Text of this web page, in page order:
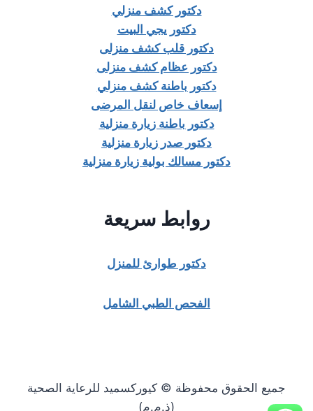
دكتور كشف منزلي
دكتور يجي البيت
دكتور قلب كشف منزلى
دكتور عظام كشف منزلى
دكتور باطنة كشف منزلي
إسعاف خاص لنقل المرضى
دكتور باطنة زيارة منزلية
دكتور صدر زيارة منزلية
دكتور مسالك بولية زيارة منزلية
روابط سريعة
دكتور طوارئ للمنزل
الفحص الطبي الشامل
جميع الحقوق محفوظة © كيوركسميد للرعاية الصحية
(ذ.م.م)